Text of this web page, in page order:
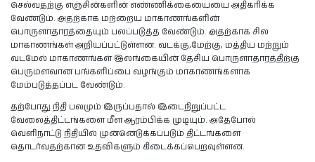
செல்வதற்கு எஞ்சின்களின் எண்ணிக்கையையை அதிகரிக்க
வேண்டும். அதற்காக மற்றைய மாகாணங்களின்
பொருளாதாரத்தையும் பலப்படுத்த வேண்டும். அதற்காக சில
மாகாணங்கள் அறியப்பட்டுள்ளன. வடக்கு,மேற்கு, மத்திய மற்றும்
வடமேல் மாகாணங்கள் இலங்கையின் தேசிய பொருளாதாரத்திற்கு
பெருமளவான பங்களிப்பை வழங்கும் மாகாணங்களாக
மேம்படுத்தப்பட வேண்டும்.
தற்போது நிதி பலமும் இருப்பதால் இடைநிறுப்பட்ட
வேலைத்திட்டங்களை மீள ஆரம்பிக்க முடியும். அதேபோல்
வெளிநாட்டு நிதியில் முன்னெடுக்கப்படும் திட்டங்களை
தொடர்வதற்கான உதவிகளும் கிடைக்கப்பெறவுள்ளன.